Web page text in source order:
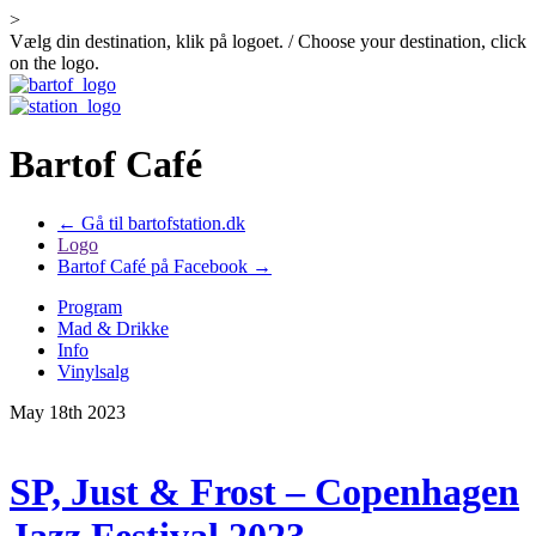
>
Vælg din destination, klik på logoet. / Choose your destination, click
on the logo.
Bartof Café
← Gå til bartofstation.dk
Logo
Bartof Café på Facebook →
Program
Mad & Drikke
Info
Vinylsalg
May 18th 2023
SP, Just & Frost – Copenhagen